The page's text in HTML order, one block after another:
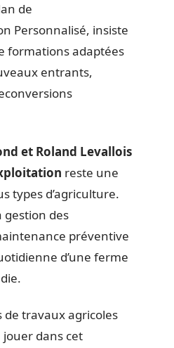
de
Personnalisé, insiste
formations adaptées
entrants,
et Roland Levallois
reste une
types d’agriculture.
gestion des
préventive
d’une ferme
travaux agricoles
dans cet